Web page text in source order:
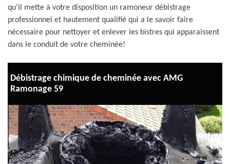
qu’il mette à votre disposition un ramoneur débistrage
professionnel et hautement qualifié qui a le savoir faire
nécessaire pour nettoyer et enlever les bistres qui apparaissent
dans le conduit de votre cheminée!
Débistrage chimique de cheminée avec AMG
Ramonage 59